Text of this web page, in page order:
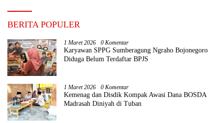
BERITA POPULER
1 Maret 2026 0 Komentar
Karyawan SPPG Sumberagung Ngraho Bojonegoro
Diduga Belum Terdaftar BPJS
1 Maret 2026 0 Komentar
Kemenag dan Disdik Kompak Awasi Dana BOSDA
Madrasah Diniyah di Tuban